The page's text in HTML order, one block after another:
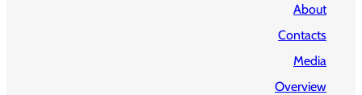
About
Contacts
Media
Overview